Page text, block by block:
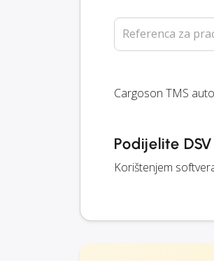
Referenca za
Cargoson TMS
Podijelite
Korištenjem